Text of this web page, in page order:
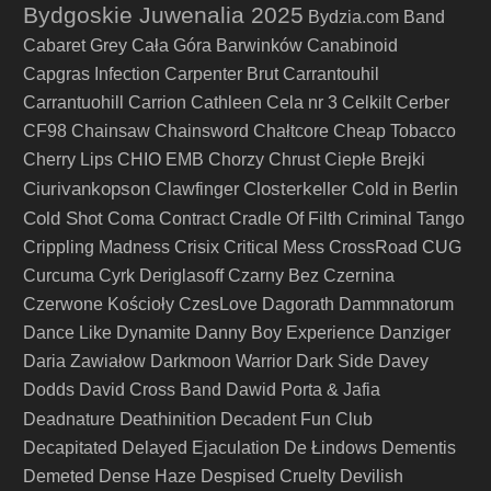
Bydgoskie Juwenalia 2025 Bydzia.com Band
Cabaret Grey Cała Góra Barwinków Canabinoid
Capgras Infection Carpenter Brut Carrantouhil
Carrantuohill
Carrion Cathleen Cela nr 3 Celkilt Cerber
CF98 Chainsaw Chainsword Chałtcore Cheap Tobacco
Cherry Lips CHIO EMB Chorzy Chrust Ciepłe Brejki
Ciurivankopson Clawfinger Closterkeller Cold in Berlin
Cold Shot Coma Contract Cradle Of Filth Criminal Tango
Crippling Madness Crisix Critical Mess CrossRoad CUG
Curcuma Cyrk Deriglasoff Czarny Bez Czernina
Czerwone Kościoły CzesLove Dagorath Dammnatorum
Dance Like Dynamite Danny Boy Experience Danziger
Daria Zawiałow Darkmoon Warrior Dark Side Davey
Dodds David Cross Band Dawid Porta & Jafia
Deadnature Deathinition Decadent Fun Club
Decapitated Delayed Ejaculation De Łindows Dementis
Demeted Dense Haze Despised Cruelty Devilish